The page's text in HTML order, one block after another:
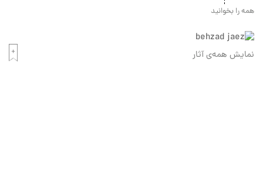
همه را بخوانید
نمایش همه‌ی آثار